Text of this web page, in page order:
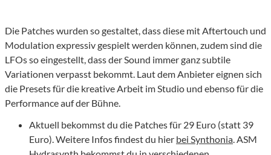
Die Patches wurden so gestaltet, dass diese mit Aftertouch und
Modulation expressiv gespielt werden können, zudem sind die
LFOs so eingestellt, dass der Sound immer ganz subtile
Variationen verpasst bekommt. Laut dem Anbieter eignen sich
die Presets für die kreative Arbeit im Studio und ebenso für die
Performance auf der Bühne.
Aktuell bekommst du die Patches für 29 Euro (statt 39
Euro). Weitere Infos findest du hier bei Synthonia. ASM